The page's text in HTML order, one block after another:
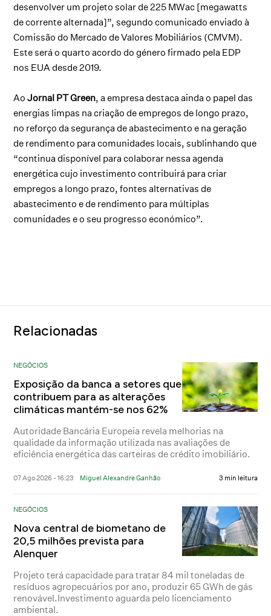
desenvolver um projeto solar de 225 MWac [megawatts
de corrente alternada]”, segundo comunicado enviado à
Comissão do Mercado de Valores Mobiliários (CMVM).
Este será o quarto acordo do género firmado pela EDP
nos EUA desde 2019.
AoJornal PT Green, a empresa destaca ainda o papel das
energias limpas na criação de empregos de longo prazo,
no reforço da segurança de abastecimento e na geração
de rendimento para comunidades locais, sublinhando que
“continua disponível para colaborar nessa agenda
energética cujo investimento contribuirá para criar
empregos a longo prazo, fontes alternativas de
abastecimento e de rendimento para múltiplas
comunidades e o seu progresso económico”.
Relacionadas
NEGÓCIOS
Exposição da banca a setores que
contribuem para as alterações
climáticas mantém-se nos 62%
Autoridade Bancária Europeia revela melhorias na
qualidade da informação utilizada nas avaliações de
eficiência energética das carteiras de crédito imobiliário.
07 Ago 2026 - 16:23 Miguel Alexandre Ganhão 3 min leitura
NEGÓCIOS
Nova central de biometano de
20,5 milhões prevista para
Alenquer
Projeto terá capacidade para tratar 84 mil toneladas de
resíduos agropecuários por ano, produzir 65 GWh de gás
renovável.Investimento aguarda pelo licenciamento
ambiental.